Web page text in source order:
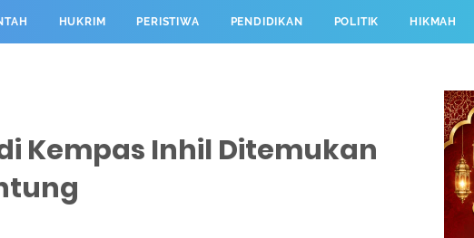
HUKRIM PERISTIWA PENDIDIKAN POLITIK HIKMAH
Kempas Inhil Ditemukan